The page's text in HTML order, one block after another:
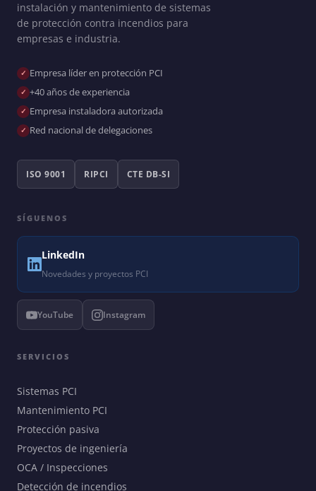
instalación y mantenimiento de sistemas
de protección contra incendios para
empresas e industria.
Empresa líder en protección PCI
+40 años de experiencia
Empresa instaladora autorizada
Red nacional de delegaciones
ISO 9001 RIPCI CTE DB-SI
SÍGUENOS
LinkedIn
Novedades y proyectos PCI
YouTube Instagram
SERVICIOS
Sistemas PCI
Mantenimiento PCI
Protección pasiva
Proyectos de ingeniería
OCA / Inspecciones
Detección de incendios